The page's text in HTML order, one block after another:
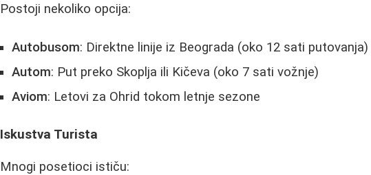
Postoji nekoliko opcija:
Autobusom: Direktne linije iz Beograda (oko 12 sati putovanja)
Autom: Put preko Skoplja ili Kičeva (oko 7 sati vožnje)
Aviom: Letovi za Ohrid tokom letnje sezone
Iskustva Turista
Mnogi posetioci ističu: